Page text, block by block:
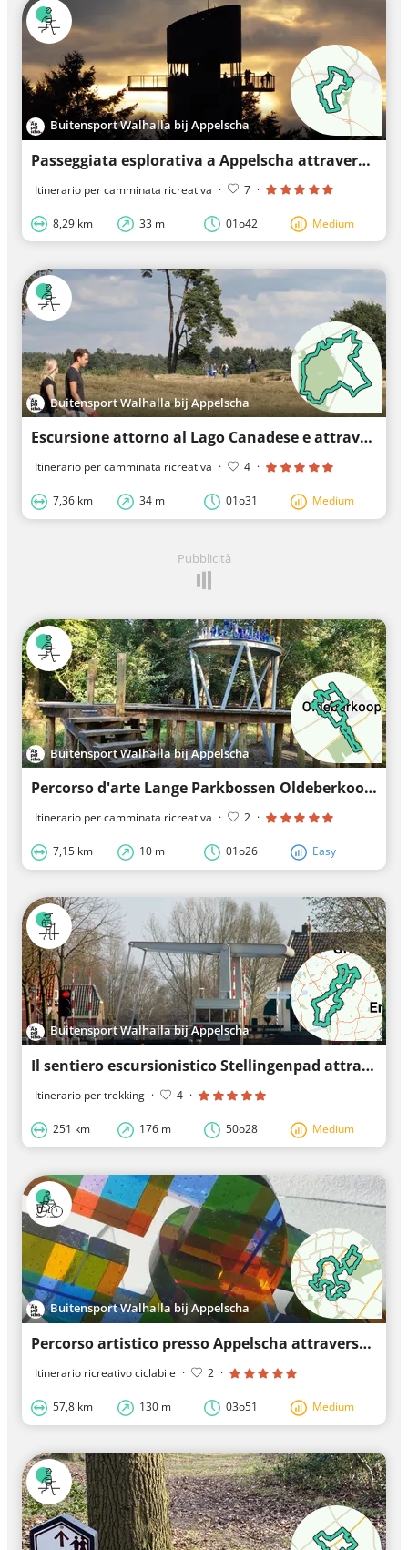
Buitensport Walhalla bij Appelscha
Passeggiata esplorativa a Appelscha attraverso Bosberg, Boerestreek e Duinenzathe
Itinerario per camminata ricreativa · 7 ·
8,29 km 33 m 01o42 Medium
Buitensport Walhalla bij Appelscha
Escursione attorno al Lago Canadese e attraverso le Dune di Kale vicino ad Appelscha
Itinerario per camminata ricreativa · 4 ·
7,36 km 34 m 01o31 Medium
Pubblicità
Buitensport Walhalla bij Appelscha
Percorso d'arte Lange Parkbossen Oldeberkoop presso Appelscha
Itinerario per camminata ricreativa · 2 ·
7,15 km 10 m 01o26 Easy
Buitensport Walhalla bij Appelscha
Il sentiero escursionistico Stellingenpad attraverso le Stellingwerven
Itinerario per trekking · 4 ·
251 km 176 m 50o28 Medium
Buitensport Walhalla bij Appelscha
Percorso artistico presso Appelscha attraverso Oosterwolde e Veenhuizen
Itinerario ricreativo ciclabile · 2 ·
57,8 km 130 m 03o51 Medium